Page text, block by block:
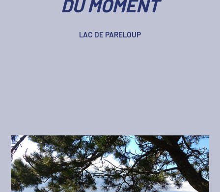
DU MOMENT
LAC DE PARELOUP